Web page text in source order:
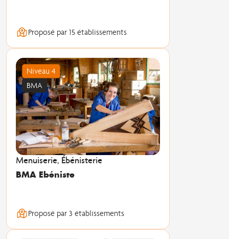
Proposé par 15 établissements
Niveau 4
BMA
Menuiserie, Ébénisterie
BMA Ebéniste
Proposé par 3 établissements